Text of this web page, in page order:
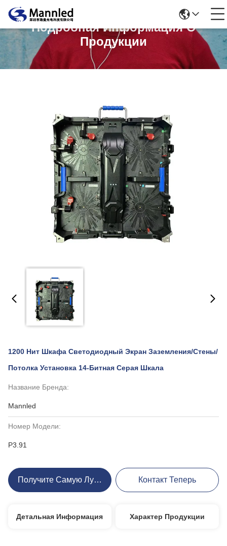
Подробная Информация О
Продукции
1200 Нит Шкафа Светодиодный Экран Заземления/стены/
Потолка Установка 14-Битная Серая Шкала
Название Бренда:
Mannled
Номер Модели:
P3.91
Получите Самую Лучшую Цену Контакт Теперь
Детальная Информация Характер Продукции